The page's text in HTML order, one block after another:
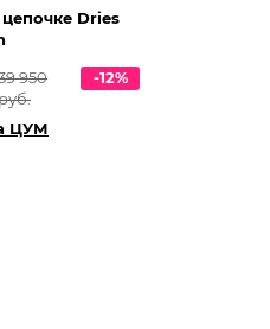
Dries
950
-12%
ЦУМ